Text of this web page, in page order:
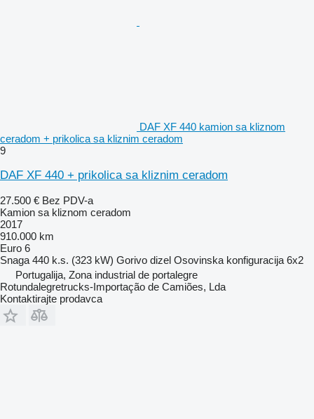
DAF XF 440 kamion sa kliznom
ceradom + prikolica sa kliznim ceradom
9
DAF XF 440 + prikolica sa kliznim ceradom
27.500 € Bez PDV-a
Kamion sa kliznom ceradom
2017
910.000 km
Euro 6
Snaga 440 k.s. (323 kW) Gorivo dizel Osovinska konfiguracija 6x2
Portugalija, Zona industrial de portalegre
Rotundalegretrucks-Importação de Camiões, Lda
Kontaktirajte prodavca